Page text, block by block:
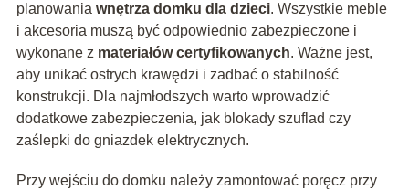
planowania wnętrza domku dla dzieci. Wszystkie meble
i akcesoria muszą być odpowiednio zabezpieczone i
wykonane z materiałów certyfikowanych. Ważne jest,
aby unikać ostrych krawędzi i zadbać o stabilność
konstrukcji. Dla najmłodszych warto wprowadzić
dodatkowe zabezpieczenia, jak blokady szuflad czy
zaślepki do gniazdek elektrycznych.
Przy wejściu do domku należy zamontować poręcz przy